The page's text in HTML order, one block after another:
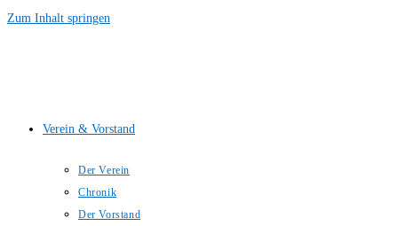
Zum Inhalt springen
Verein & Vorstand
Der Verein
Chronik
Der Vorstand